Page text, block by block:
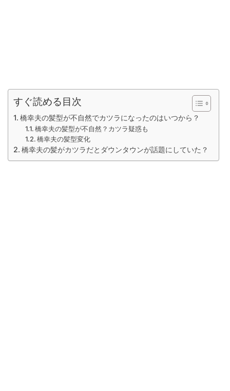
すぐ読める目次
橋幸夫の髪型が不自然でカツラになったのはいつから？
橋幸夫の髪型が不自然？カツラ疑惑も
橋幸夫の髪型変化
橋幸夫の髪がカツラだとダウンタウンが話題にしていた？